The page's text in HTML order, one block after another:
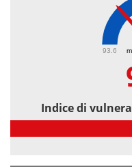
93.6
Indice di